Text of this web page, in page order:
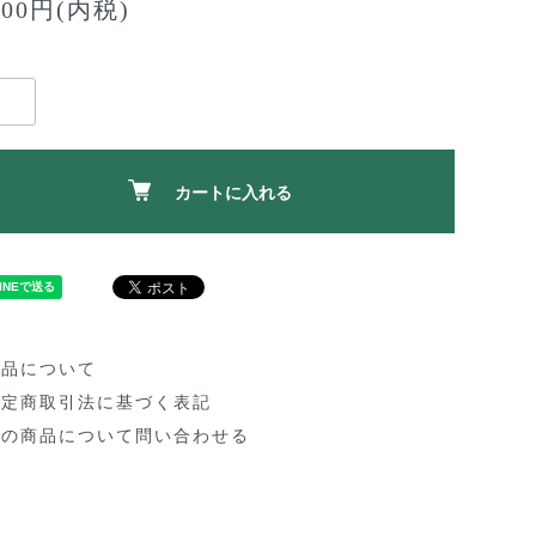
円(内税)
カートに入れる
について
商取引法に基づく表記
商品について問い合わせる